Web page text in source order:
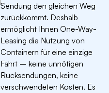
Sendung den gleichen Weg
zurückkommt. Deshalb
ermöglicht Ihnen One-Way-
Leasing die Nutzung von
Containern für eine einzige
Fahrt – keine unnötigen
Rücksendungen, keine
verschwendeten Kosten. Es